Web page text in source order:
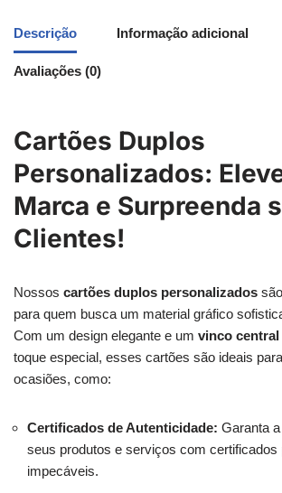
Descrição Informação adicional
Avaliações (0)
Cartões Duplos
Personalizados:
Marca e Surpreenda
Clientes!
Nossos cartões duplos personalizados
para quem busca um material gráfico
Com um design elegante e um vinco central
toque especial, esses cartões são ideais
ocasiões, como:
Certificados de Autenticidade: Garanta
seus produtos e serviços com certificados
impecáveis.